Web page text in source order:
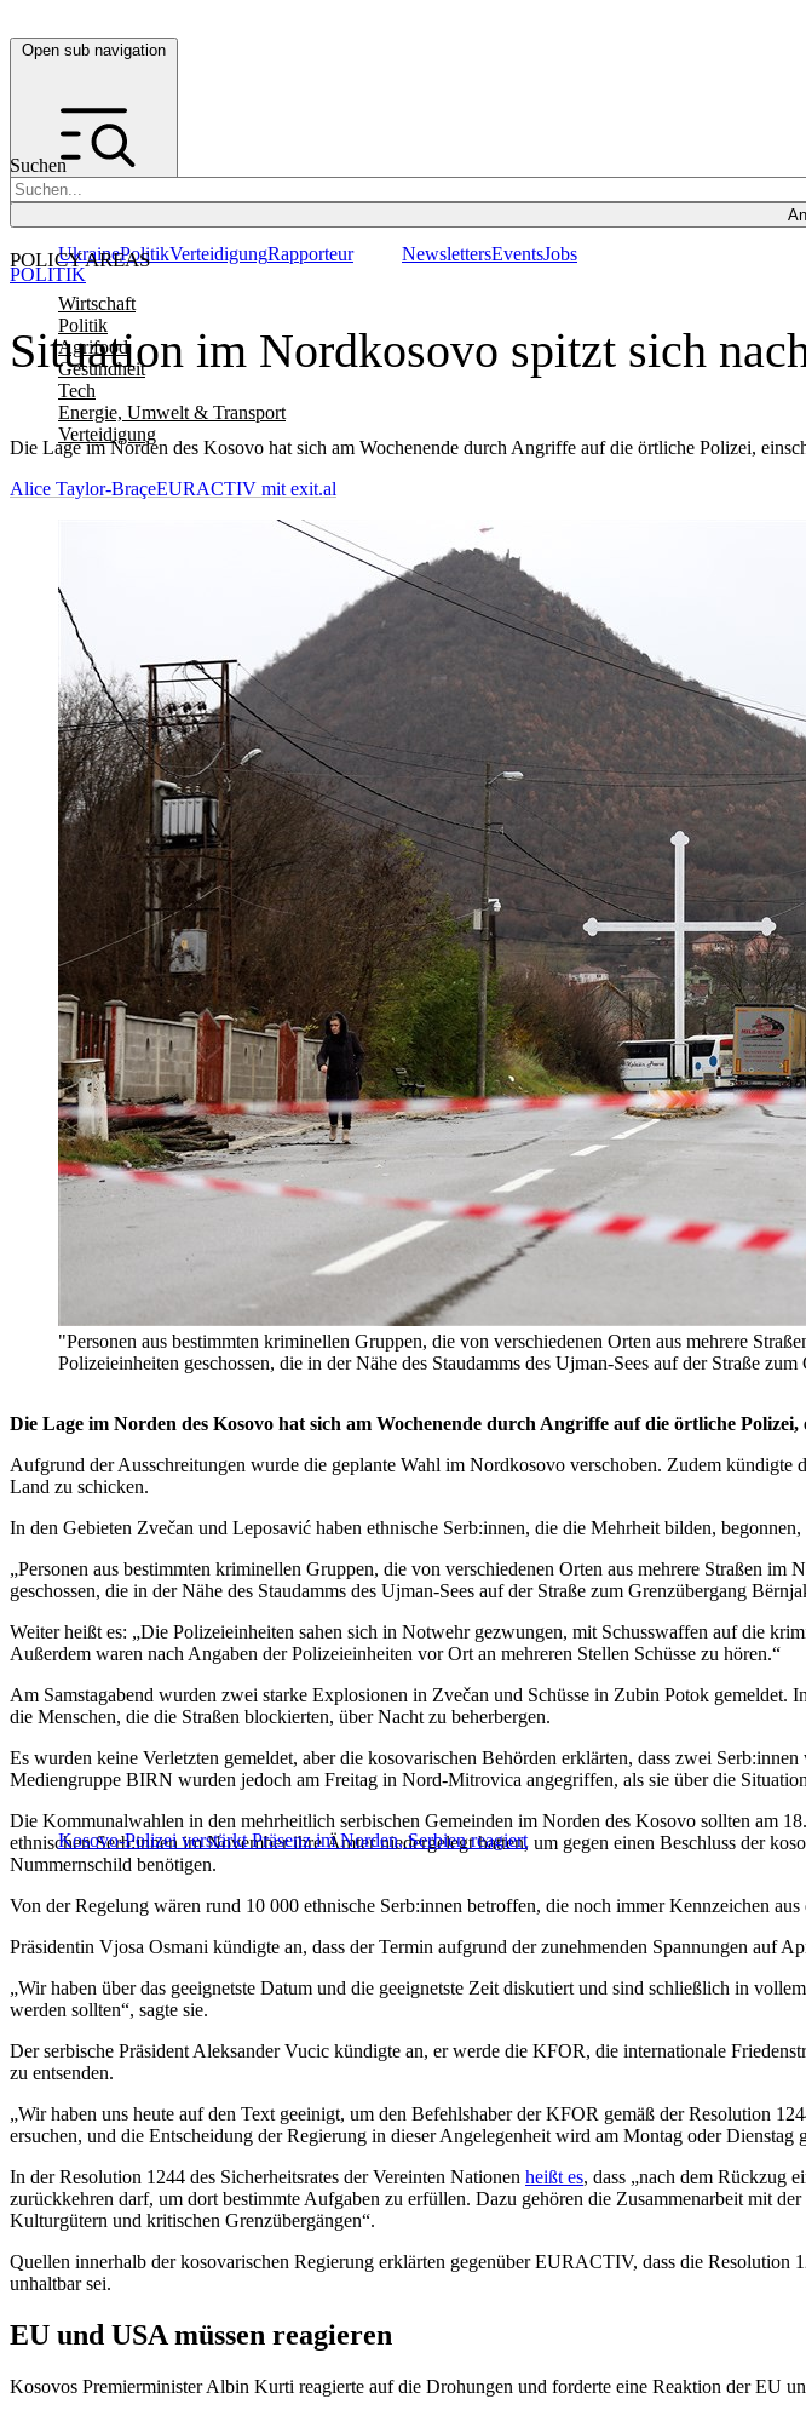
Open sub navigation
Suchen
POLICY AREAS
Wirtschaft
Politik
Agrifood
Gesundheit
Tech
Energie, Umwelt & Transport
Verteidigung
UkrainePolitikVerteidigungRapporteur NewslettersEventsJobs
Situation im Nordkosovo spitzt sich
Die Lage im Norden des Kosovo hat sich am Wochenende durch Angriffe auf die örtliche Polizei,
POLITIK
Alice Taylor-BraçeEURACTIV mit exit.al
"Personen aus bestimmten kriminellen Gruppen, die von verschiedenen Orten aus mehrere
Polizeieinheiten geschossen, die in der Nähe des Staudamms des Ujman-Sees auf der Straße
Die Lage im Norden des Kosovo hat sich am Wochenende durch Angriffe auf die örtliche
Aufgrund der Ausschreitungen wurde die geplante Wahl im Nordkosovo verschoben. Zudem
Land zu schicken.
In den Gebieten Zvečan und Leposavić haben ethnische Serb:innen, die die Mehrheit bilden,
„Personen aus bestimmten kriminellen Gruppen, die von verschiedenen Orten aus mehrere Straßen
geschossen, die in der Nähe des Staudamms des Ujman-Sees auf der Straße zum Grenzübergang
Weiter heißt es: „Die Polizeieinheiten sahen sich in Notwehr gezwungen, mit Schusswaffen auf die
Außerdem waren nach Angaben der Polizeieinheiten vor Ort an mehreren Stellen Schüsse zu hören.“
Am Samstagabend wurden zwei starke Explosionen in Zvečan und Schüsse in Zubin Potok gemeldet.
die Menschen, die die Straßen blockierten, über Nacht zu beherbergen.
Es wurden keine Verletzten gemeldet, aber die kosovarischen Behörden erklärten, dass zwei
Mediengruppe BIRN wurden jedoch am Freitag in Nord-Mitrovica angegriffen, als sie über die
Kosovo-Polizei verstärkt Präsenz im Norden, Serbien reagiert
Die Kommunalwahlen in den mehrheitlich serbischen Gemeinden im Norden des Kosovo sollten am
ethnischen Serb:innen im November ihre Ämter niedergelegt hatten, um gegen einen Beschluss der
Nummernschild benötigen.
Von der Regelung wären rund 10 000 ethnische Serb:innen betroffen, die noch immer Kennzeichen
Präsidentin Vjosa Osmani kündigte an, dass der Termin aufgrund der zunehmenden Spannungen auf
„Wir haben über das geeignetste Datum und die geeignetste Zeit diskutiert und sind schließlich in
werden sollten“, sagte sie.
Der serbische Präsident Aleksander Vucic kündigte an, er werde die KFOR, die internationale
zu entsenden.
„Wir haben uns heute auf den Text geeinigt, um den Befehlshaber der KFOR gemäß der Resolution
ersuchen, und die Entscheidung der Regierung in dieser Angelegenheit wird am Montag oder Dienstag
In der Resolution 1244 des Sicherheitsrates der Vereinten Nationen heißt es, dass „nach dem Rückzug
zurückkehren darf, um dort bestimmte Aufgaben zu erfüllen. Dazu gehören die Zusammenarbeit mit
Kulturgütern und kritischen Grenzübergängen“.
Quellen innerhalb der kosovarischen Regierung erklärten gegenüber EURACTIV, dass die
unhaltbar sei.
EU und USA müssen reagieren
Kosovos Premierminister Albin Kurti reagierte auf die Drohungen und forderte eine Reaktion der EU